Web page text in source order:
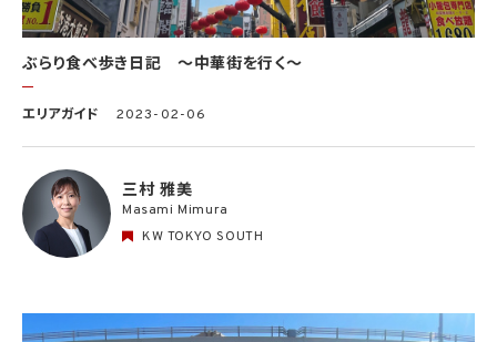
ぶらり食べ歩き日記 〜中華街を行く〜
エリアガイド 2023-02-06
三村 雅美
Masami Mimura
KW TOKYO SOUTH